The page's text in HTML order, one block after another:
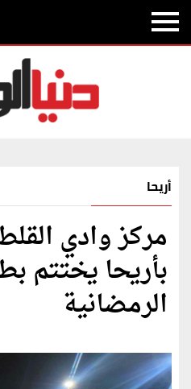
أريحا
مركز وادي
بأريحا يختتم
الرمضانية